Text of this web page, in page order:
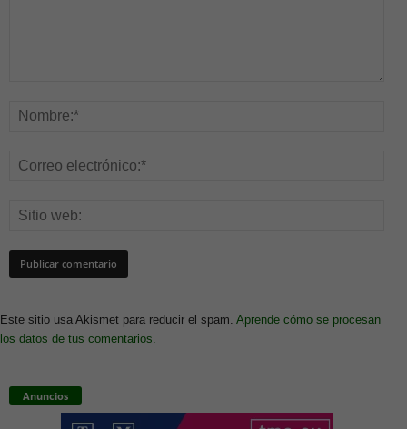
Este sitio usa Akismet para reducir el spam. Aprende cómo se procesan
los datos de tus comentarios.
Anuncios